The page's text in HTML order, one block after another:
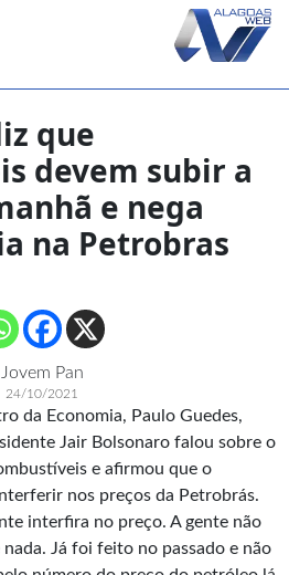
que
devem subir a
e nega
na Petrobras
Jovem Pan
24/10/2021
da Economia, Paulo Guedes,
Jair Bolsonaro falou sobre o
e afirmou que o
nos preços da Petrobrás.
interfira no preço. A gente não
Já foi feito no passado e não